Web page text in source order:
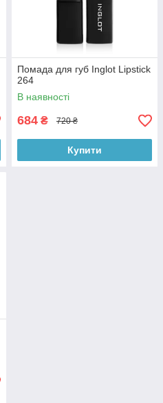
Помада для губ Inglot Lipstick
264
В наявності
684 ₴ 720 ₴
Купити